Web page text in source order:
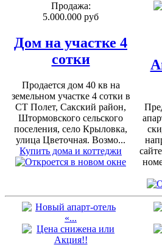
Продажа:
5.000.000 руб
Дом на участке 4
сотки
Продается дом 40 кв на
земельном участке 4 сотки в
СТ Полет, Сакский район,
Штормовского сельского
поселения, село Крыловка,
улица Цветочная. Возмо...
Купить дома и коттеджи